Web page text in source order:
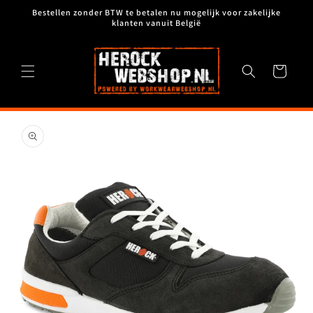
naar de
Bestellen zonder BTW te betalen nu mogelijk voor zakelijke
klanten vanuit België
Winkelwagen
direct naar